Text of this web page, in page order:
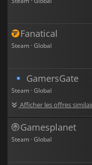
Fanatical
Steam · Global
GamersGate
Steam · Global
Afficher les offres
Gamesplanet
Steam · Global